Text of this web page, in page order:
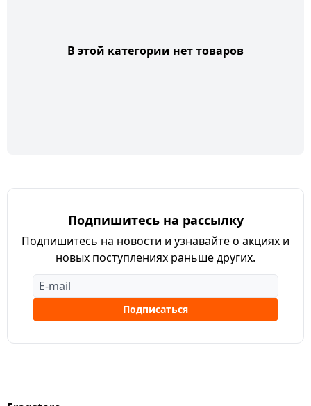
В этой категории нет товаров
Подпишитесь на рассылку
Подпишитесь на новости и узнавайте о акциях и
новых поступлениях раньше других.
Подписаться